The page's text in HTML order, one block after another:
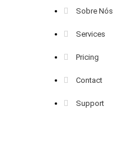
Sobre Nós
Services
Pricing
Contact
Support